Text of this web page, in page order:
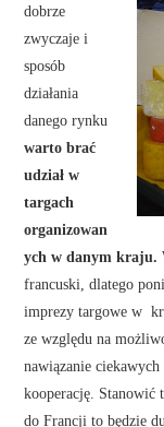
dobrze
zwyczaje i
sposób
działania
danego rynku
warto brać
udział w
targach
organizowan
ych w danym kraju.
francuski, dlatego
imprezy targowe w
ze względu na
nawiązanie
kooperację. Stanowić
do Francji to będzie